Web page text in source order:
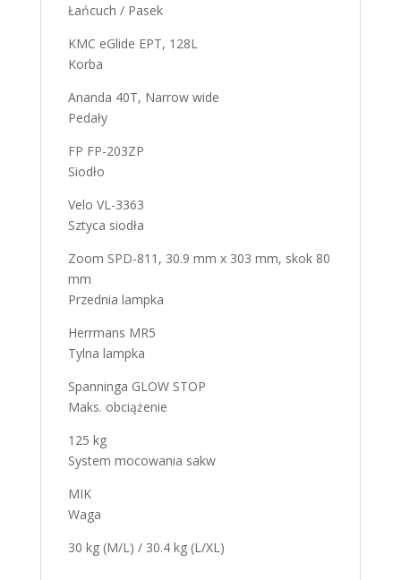
Łańcuch / Pasek
KMC eGlide EPT, 128L
Korba
Ananda 40T, Narrow wide
Pedały
FP FP-203ZP
Siodło
Velo VL-3363
Sztyca siodła
Zoom SPD-811, 30.9 mm x 303 mm, skok 80
mm
Przednia lampka
Herrmans MR5
Tylna lampka
Spanninga GLOW STOP
Maks. obciążenie
125 kg
System mocowania sakw
MIK
Waga
30 kg (M/L) / 30.4 kg (L/XL)